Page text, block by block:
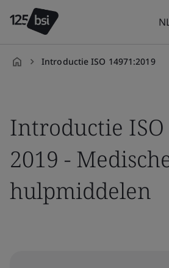
Introductie ISO 14971:2019
Introductie ISO
2019 -
hulpmiddelen